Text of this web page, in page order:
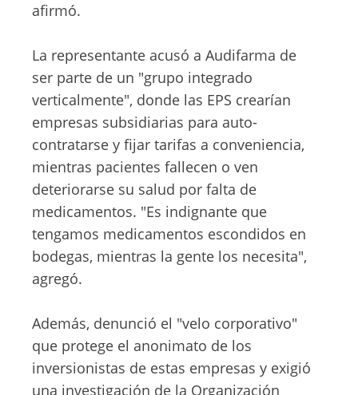
afirmó.
La representante acusó a Audifarma de
ser parte de un "grupo integrado
verticalmente", donde las EPS crearían
empresas subsidiarias para auto-
contratarse y fijar tarifas a conveniencia,
mientras pacientes fallecen o ven
deteriorarse su salud por falta de
medicamentos. "Es indignante que
tengamos medicamentos escondidos en
bodegas, mientras la gente los necesita",
agregó.
Además, denunció el "velo corporativo"
que protege el anonimato de los
inversionistas de estas empresas y exigió
una investigación de la Organización